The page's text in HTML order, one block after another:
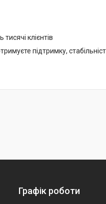
клієнтів
підтримку,
Графік роботи